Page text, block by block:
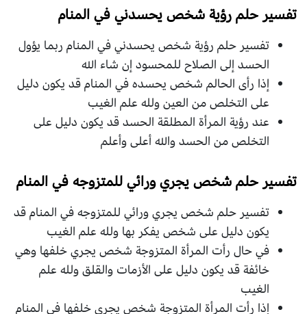
تفسير حلم رؤية شخص يحسدني في المنام
تفسير حلم رؤية شخص يحسدني في المنام ربما يؤول
الحسد إلى الصلاح للمحسود إن شاء الله
إذا رأى الحالم شخص يحسده في المنام قد يكون دليل
على التخلص من العين ولله علم الغيب
عند رؤية المرأة المطلقة الحسد قد يكون دليل على
التخلص من الحسد والله أعلى وأعلم
تفسير حلم شخص يجري ورائي للمتزوجه في المنام
تفسير حلم شخص يجري ورائي للمتزوجه في المنام قد
يكون دليل على شخص يفكر بها ولله علم الغيب
في حال رأت المرأة المتزوجة شخص يجري خلفها وهي
خائفة قد يكون دليل على الأزمات والقلق ولله علم
الغيب
إذا رأت المرأة المتزوجة شخص يجري خلفها في المنام